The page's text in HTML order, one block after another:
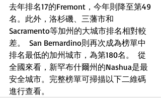
去年排名17的Fremont，今年則降至第49
名。此外，洛杉磯、三藩市和
Sacramento等加州的大城市排名相對較
差。  San Bernardino則再次成為榜單中
排名最低的加州城市，為第180名。  從
全國來看，新罕布什爾州的Nashua是最
安全城市。完整榜單可掃描以下二維碼
進行查看。